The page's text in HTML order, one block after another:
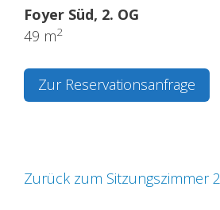
Foyer Süd, 2. OG
49 m2
Zur Reservationsanfrage
Zurück zum Sitzungszimmer 2